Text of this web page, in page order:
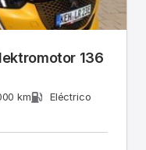
136
km
Eléctrico